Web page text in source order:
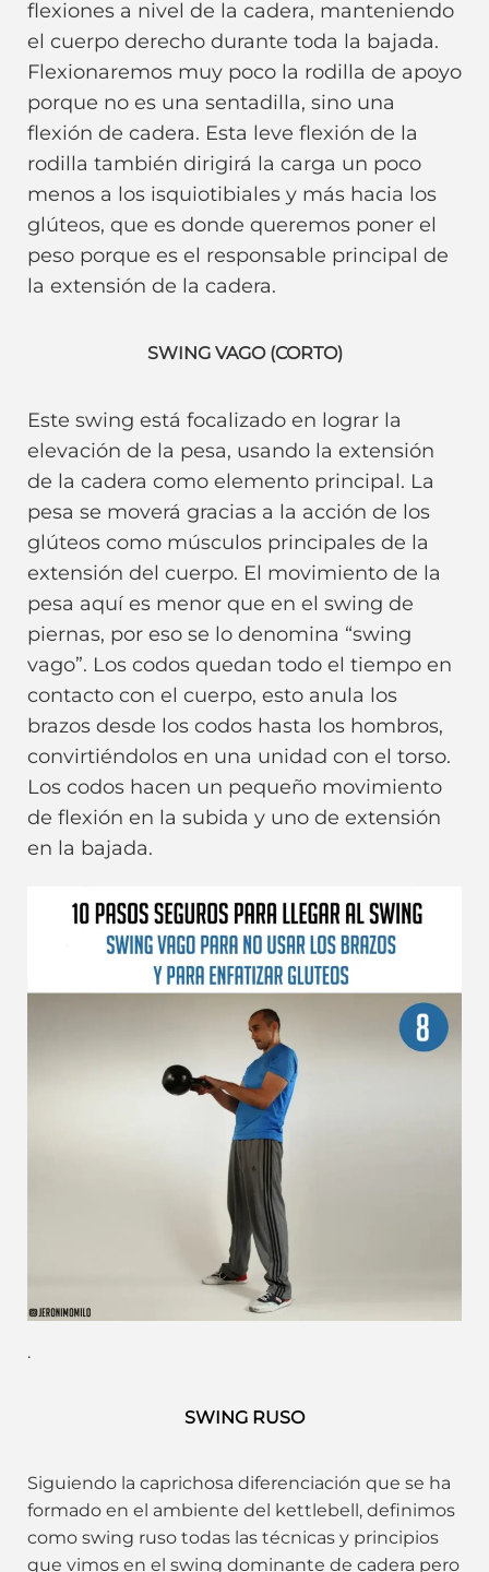
flexiones a nivel de la cadera, manteniendo
el cuerpo derecho durante toda la bajada.
Flexionaremos muy poco la rodilla de apoyo
porque no es una sentadilla, sino una
flexión de cadera. Esta leve flexión de la
rodilla también dirigirá la carga un poco
menos a los isquiotibiales y más hacia los
glúteos, que es donde queremos poner el
peso porque es el responsable principal de
la extensión de la cadera.
SWING VAGO (CORTO)
Este swing está focalizado en lograr la
elevación de la pesa, usando la extensión
de la cadera como elemento principal. La
pesa se moverá gracias a la acción de los
glúteos como músculos principales de la
extensión del cuerpo. El movimiento de la
pesa aquí es menor que en el swing de
piernas, por eso se lo denomina “swing
vago”. Los codos quedan todo el tiempo en
contacto con el cuerpo, esto anula los
brazos desde los codos hasta los hombros,
convirtiéndolos en una unidad con el torso.
Los codos hacen un pequeño movimiento
de flexión en la subida y uno de extensión
en la bajada.
.
SWING RUSO
Siguiendo la caprichosa diferenciación que se ha
formado en el ambiente del kettlebell, definimos
como swing ruso todas las técnicas y principios
que vimos en el swing dominante de cadera pero